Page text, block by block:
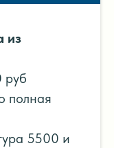
из
руб
полная
5500 и